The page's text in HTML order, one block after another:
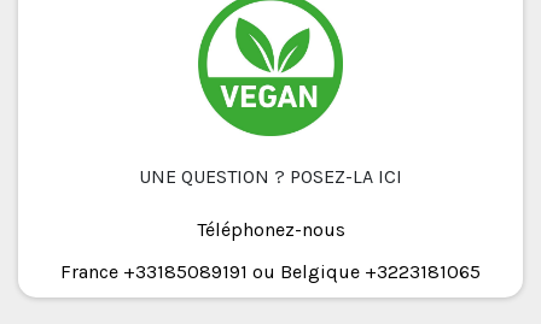
UNE QUESTION ? POSEZ-LA ICI
Téléphonez-nous
France +33185089191 ou Belgique +3223181065